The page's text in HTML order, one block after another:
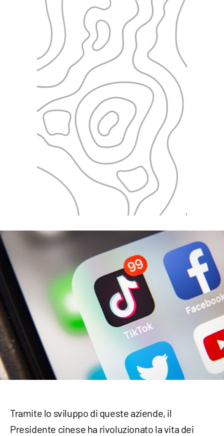
Tramite lo sviluppo di queste aziende, il
Presidente cinese ha rivoluzionato la vita dei